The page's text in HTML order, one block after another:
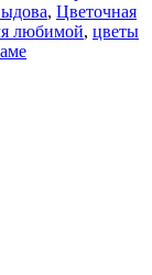
, Цветочная
любимой, цветы